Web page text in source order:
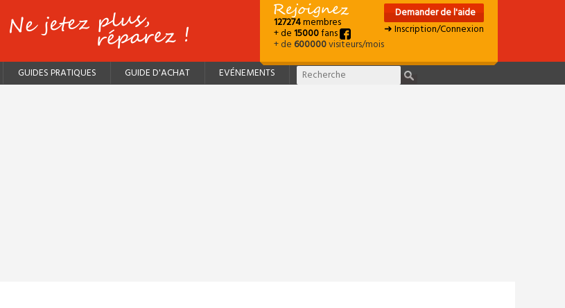
127274membres
+ de15000fans
+ de600000visiteurs/mois
Demander de l'aide
➜ Inscription/Connexion
GUIDES PRATIQUES GUIDE D'ACHAT EVÉNEMENTS